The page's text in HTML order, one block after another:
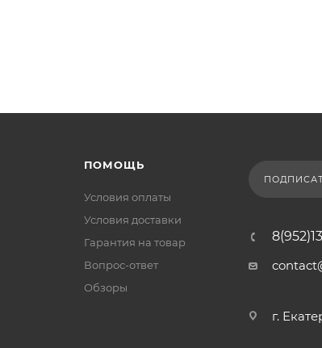
ПОМОЩЬ
Условия оплаты
Условия доставки
Гарантия на товар
Вопрос-ответ
Обзоры
г.